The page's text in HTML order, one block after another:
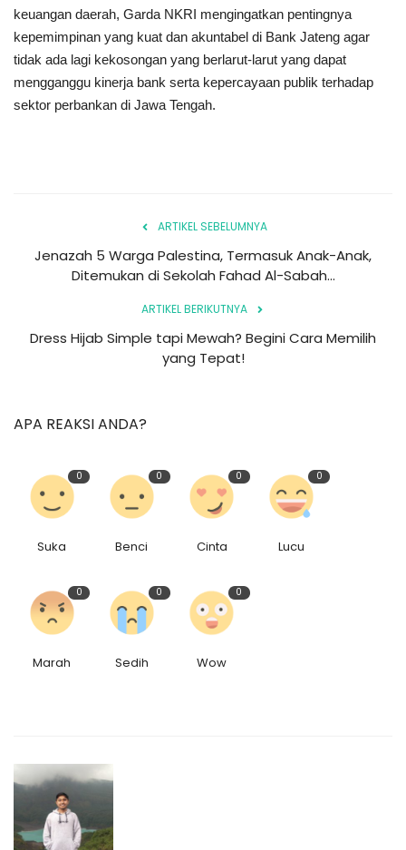
keuangan daerah, Garda NKRI mengingatkan pentingnya
kepemimpinan yang kuat dan akuntabel di Bank Jateng agar
tidak ada lagi kekosongan yang berlarut-larut yang dapat
mengganggu kinerja bank serta kepercayaan publik terhadap
sektor perbankan di Jawa Tengah.
ARTIKEL SEBELUMNYA
Jenazah 5 Warga Palestina, Termasuk Anak-Anak,
Ditemukan di Sekolah Fahad Al-Sabah...
ARTIKEL BERIKUTNYA
Dress Hijab Simple tapi Mewah? Begini Cara Memilih
yang Tepat!
APA REAKSI ANDA?
0
Suka
0
Benci
0
Cinta
0
Lucu
0
Marah
0
Sedih
0
Wow